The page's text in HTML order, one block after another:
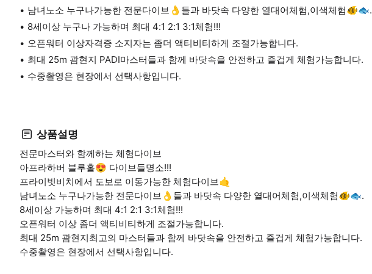
남녀노소 누구나가능한 전문다이브👌들과 바닷속 다양한 열대어체험,이색체험🐠🐟.
8세이상 누구나 가능하며 최대 4:1 2:1 3:1체험!!!
오픈워터 이상자격증 소지자는 좀더 액티비티하게 조절가능합니다.
최대 25m 괌현지 PADI마스터들과 함께 바닷속을 안전하고 즐겁게 체험가능합니다.
수중촬영은 현장에서 선택사항입니다.
상품설명
전문마스터와 함께하는 체험다이브
아프라하버 블루홀😍 다이브들명소!!!
프라이빗비치에서 도보로 이동가능한 체험다이브🤙
남녀노소 누구나가능한 전문다이브👌들과 바닷속 다양한 열대어체험,이색체험🐠🐟.
8세이상 가능하며 최대 4:1 2:1 3:1체험!!!
오픈워터 이상 좀더 액티비티하게 조절가능합니다.
최대 25m 괌현지최고의 마스터들과 함께 바닷속을 안전하고 즐겁게 체험가능합니다.
수중촬영은 현장에서 선택사항입니다.